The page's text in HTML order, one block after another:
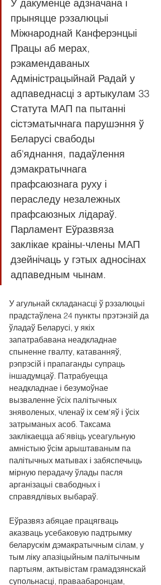
У дакуменце адзначана і
прыняцце рэзалюцыі
Міжнароднай Канферэнцыі
Працы аб мерах,
рэкамендаваных
Адміністрацыйнай Радай у
адпаведнасці з артыкулам 33
Статута МАП па пытанні
сістэматычнага парушэння ў
Беларусі свабоды
аб'яднання, падаўлення
дэмакратычнага
прафсаюзнага руху і
пераследу незалежных
прафсаюзных лідараў.
Парламент Еўразвяза
заклікае краіны-члены МАП
дзейнічаць у гэтых адносінах
адпаведным чынам.
У агульнай складанасці ў рэзалюцыі
прадстаўлена 24 пункты прэтэнзій да
ўладаў Беларусі, у якіх
запатрабавана неадкладнае
спыненне гвалту, катаванняў,
рэпрэсій і прапаганды супраць
іншадумцаў. Патрабуецца
неадкладнае і безумоўнае
вызваленне ўсіх палітычных
зняволеных, членаў іх сем'яў і ўсіх
затрыманых асоб. Таксама
заклікаецца аб'явіць усеагульную
амністыю ўсім арыштаваным па
палітычных матывах і забяспечыць
мірную перадачу ўлады пасля
арганізацыі свабодных і
справядлівых выбараў.
Еўразвяз абяцае працягваць
аказваць усебаковую падтрымку
беларускім дэмакратычным сілам, у
тым ліку апазіцыйным палітычным
партыям, актывістам грамадзянскай
супольнасці, праваабаронцам,